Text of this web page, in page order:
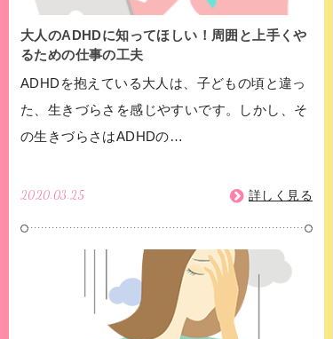
大人のADHDに知ってほしい！周囲と上手くや
るための仕事の工夫
ADHDを抱えている大人は、子どもの頃と違っ
た、生きづらさを感じやすいです。しかし、そ
の生きづらさはADHDの…
2020.03.25 詳しく見る